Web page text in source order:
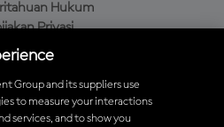
Hukum
Privasi
Pembelian
Resmi MotoGP™
Group and its suppliers use
to measure your interactions
services, and to show you